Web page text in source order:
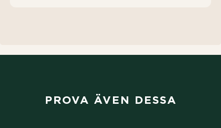
PROVA ÄVEN DESSA